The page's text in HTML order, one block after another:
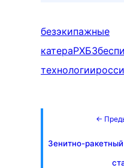
безэкипажные
катераРХБЗ
технологии
←
Зенитно-